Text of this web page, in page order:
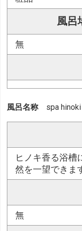
風呂
無
風呂名称 spa hinoki
ヒノキ香る浴槽
然を一望できま
無